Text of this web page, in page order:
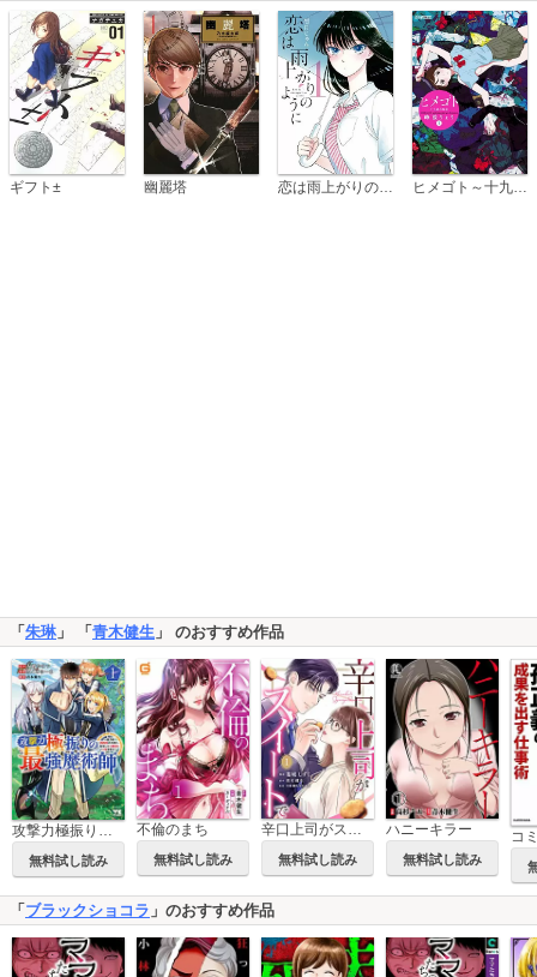
ギフト± 幽麗塔 恋は雨上がりのように ヒメゴト～十九歳の制服～
「 朱琳 」 「 青木健生 」 のおすすめ作品
攻撃力極振りの最強魔術師～筋力値9999の大剣士、転生して二度目の人生を歩む～
無料試し読み
不倫のまち
無料試し読み
辛口上司がスイートで
無料試し読み
ハニーキラー
無料試し読み
「ブラックショコラ 」のおすすめ作品